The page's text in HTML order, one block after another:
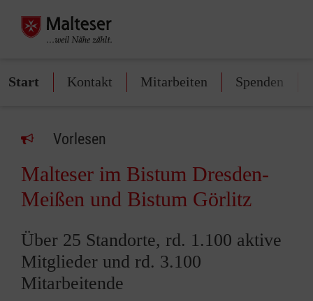
Start Kontakt Mitarbeiten Spenden
Vorlesen
Malteser im Bistum Dresden-
Meißen und Bistum Görlitz
Über 25 Standorte, rd. 1.100 aktive
Mitglieder und rd. 3.100
Mitarbeitende